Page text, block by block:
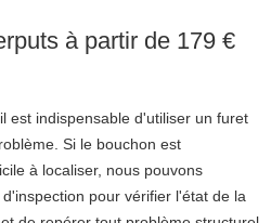
à partir de 179 €
est indispensable d'utiliser un furet
Si le bouchon est
à localiser, nous pouvons
pour vérifier l'état de la